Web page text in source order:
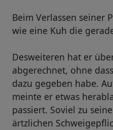
Beim Verlassen seiner
wie eine Kuh die
Desweiteren hat er
abgerechnet, ohne
dazu gegeben habe.
meinte er etwas
passiert. Soviel zu
ärtzlichen